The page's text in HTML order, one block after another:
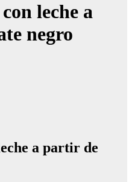
leche a
negro